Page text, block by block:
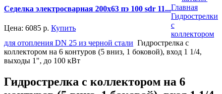
Седелка электросварная 200x63 пэ 100 sdr 11...
Цена: 6085 р. Купить
Главная
Гидрострелки
с
коллектором
для отопления DN 25 из черной стали Гидрострелка с
коллектором на 6 контуров (5 вниз, 1 боковой), вход 1 1/4,
выходы 1", до 100 кВт
Гидрострелка с коллектором на 6